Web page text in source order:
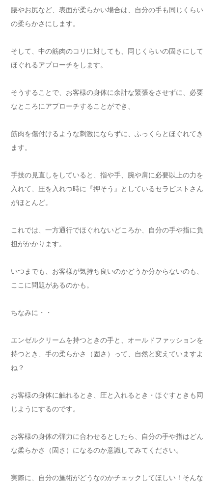
腰やお尻など、表面が柔らかい場合は、自分の手も同じくらい
の柔らかさにします。
そして、中の筋肉のコリに対しても、同じくらいの固さにして
ほぐれるアプローチをします。
そうすることで、お客様の身体に余計な緊張をさせずに、必要
なところにアプローチすることができ、
筋肉を傷付けるような刺激にならずに、ふっくらとほぐれてき
ます。
手技の見直しをしていると、指や手、腕や肩に必要以上の力を
入れて、圧を入れつ時に『押そう』としているセラピストさん
がほとんど。
これでは、一方通行でほぐれないどころか、自分の手や指に負
担がかかります。
いつまでも、お客様が気持ち良いのかどうか分からないのも、
ここに問題があるのかも。
ちなみに・・
エンゼルクリームを持つときの手と、オールドファッションを
持つとき、手の柔らかさ（固さ）って、自然と変えていますよ
ね？
お客様の身体に触れるとき、圧と入れるとき・ほぐすときも同
じようにするのです。
お客様の身体の弾力に合わせるとしたら、自分の手や指はどん
な柔らかさ（固さ）になるのか意識してみてください。
実際に、自分の施術がどうなのかチェックしてほしい！そんな